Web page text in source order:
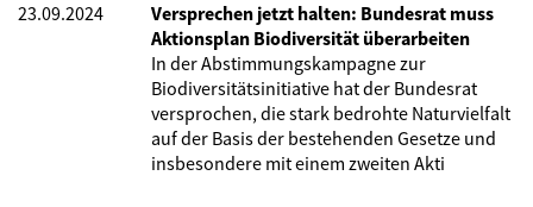
23.09.2024
Versprechen jetzt halten: Bundesrat muss
Aktionsplan Biodiversität überarbeiten
In der Abstimmungskampagne zur
Biodiversitätsinitiative hat der Bundesrat
versprochen, die stark bedrohte Naturvielfalt
auf der Basis der bestehenden Gesetze und
insbesondere mit einem zweiten Akti